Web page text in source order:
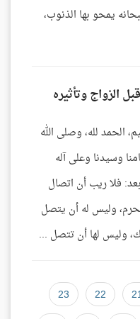
يمحو بها الذنوب،
الزواج وتأثيره
الحمد لله، وصلى الله
وسيدنا وعلى آله
فلا ريب أن اتصال
محرم، وليس له أن يتصل
وليس لها أن تتصل ...
21
22
23